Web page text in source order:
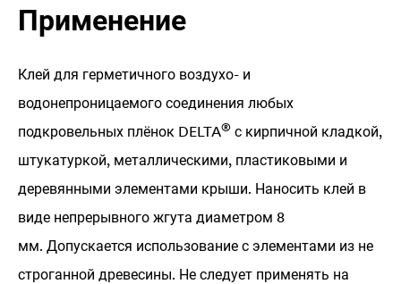
Применение
Клей для герметичного воздухо- и
водонепроницаемого соединения любых
подкровельных плёнок DELTA® с кирпичной кладкой,
штукатуркой, металлическими, пластиковыми и
деревянными элементами крыши. Наносить клей в
виде непрерывного жгута диаметром 8
мм. Допускается использование с элементами из не
строганной древесины. Не следует применять на